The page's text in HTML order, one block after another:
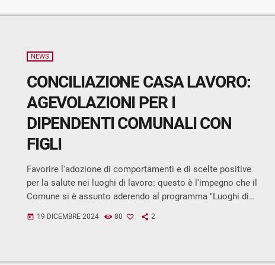
NEWS
CONCILIAZIONE CASA LAVORO:
AGEVOLAZIONI PER I
DIPENDENTI COMUNALI CON
FIGLI
Favorire l'adozione di comportamenti e di scelte positive
per la salute nei luoghi di lavoro: questo è l'impegno che il
Comune si è assunto aderendo al programma "Luoghi di
ispirato al modello promosso dall'Organizzazione Mondiale
today 19 DICEMBRE 2024 80 2